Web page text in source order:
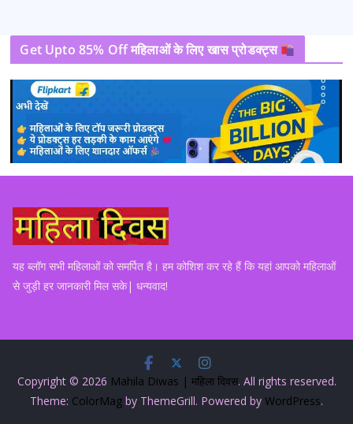
Get Upto 85% Off महिलाओं के लिए खास प्रोडक्ट्स
यह ब्लॉग सभी महिलाओं को समर्पित है। हम कोशिश कर रहे हैं कि यहां आपको महिलाओं
से जुड़ी हर जानकारी मिल सके| धन्यवाद!
Copyright © 2026 Mahila Diwas | महिला दिवस. All rights reserved.
Theme: ColorMag by ThemeGrill. Powered by WordPress.